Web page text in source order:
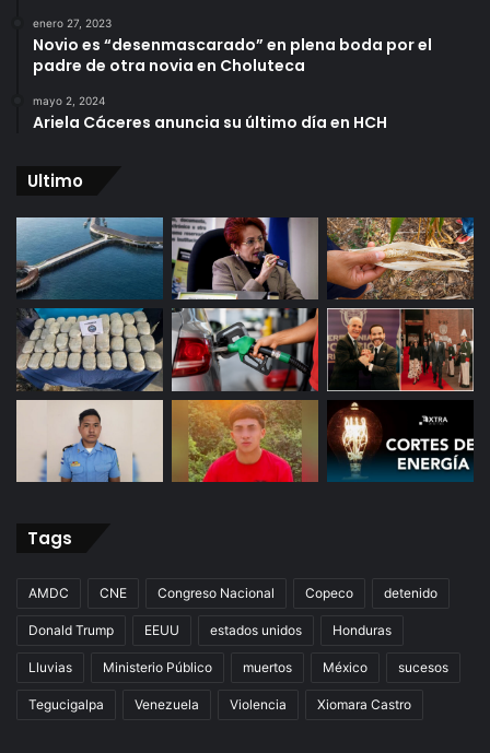
enero 27, 2023
Novio es “desenmascarado” en plena boda por el
padre de otra novia en Choluteca
mayo 2, 2024
Ariela Cáceres anuncia su último día en HCH
Ultimo
Tags
AMDC CNE Congreso Nacional Copeco detenido
Donald Trump EEUU estados unidos Honduras
Lluvias Ministerio Público muertos México sucesos
Tegucigalpa Venezuela Violencia Xiomara Castro